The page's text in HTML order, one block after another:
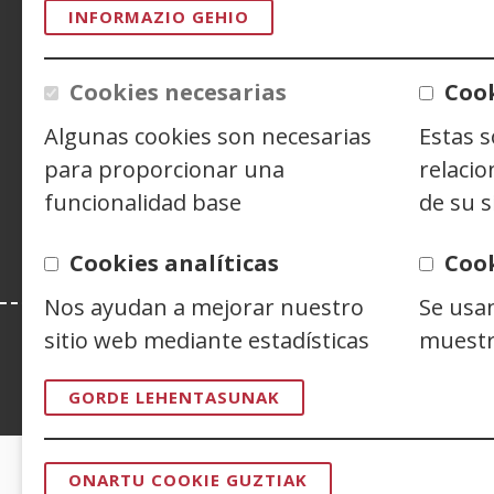
INFORMAZIO GEHIO
Cookies necesarias
Algunas cookies son necesarias
para proporcionar una
funcionalidad base
Estas
de su
Cookies analíticas
Nos ayudan a mejorar nuestro
sitio web mediante estadísticas
Se
GORDE LEHENTASUNAK
ONARTU COOKIE GUZTIAK
ACCESIBILIDAD
CONTACTO
Siguenos en: Twitter
(Ireki
berrian)
(Ireki
Esta web se ajusta a lo establecido en
CERTIFICADOS DE CALIDAD